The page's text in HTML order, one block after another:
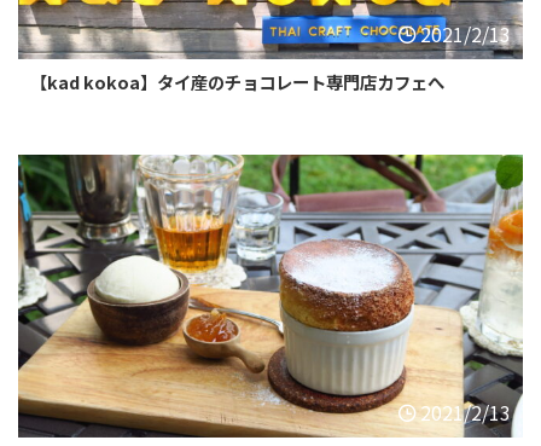
2021/2/13
【kad kokoa】タイ産のチョコレート専門店カフェへ
2021/2/13